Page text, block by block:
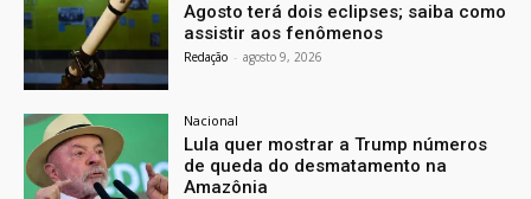
Agosto terá dois eclipses; saiba como
assistir aos fenômenos
Redação - agosto 9, 2026
Nacional
Lula quer mostrar a Trump números
de queda do desmatamento na
Amazônia